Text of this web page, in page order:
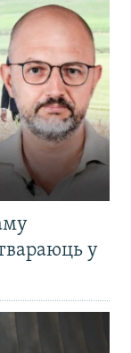
у